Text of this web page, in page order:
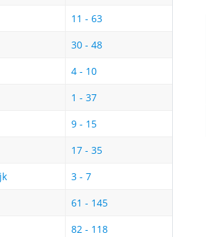
11 - 63
30 - 48
4 - 10
1 - 37
9 - 15
17 - 35
3 - 7
61 - 145
82 - 118